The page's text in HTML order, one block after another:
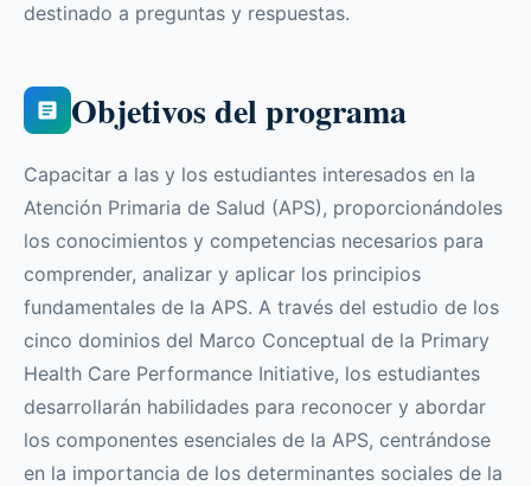
destinado a preguntas y respuestas.
Objetivos del programa
Capacitar a las y los estudiantes interesados en la
Atención Primaria de Salud (APS), proporcionándoles
los conocimientos y competencias necesarios para
comprender, analizar y aplicar los principios
fundamentales de la APS. A través del estudio de los
cinco dominios del Marco Conceptual de la Primary
Health Care Performance Initiative, los estudiantes
desarrollarán habilidades para reconocer y abordar
los componentes esenciales de la APS, centrándose
en la importancia de los determinantes sociales de la